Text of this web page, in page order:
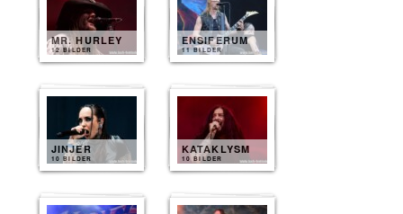
MR. HURLEY
12 BILDER
ENSIFERUM
11 BILDER
JINJER
10 BILDER
KATAKLYSM
10 BILDER